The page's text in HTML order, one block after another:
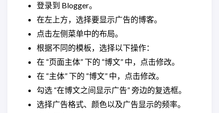
登录到 Blogger。
在左上方，选择要显示广告的博客。
点击左侧菜单中的布局。
根据不同的模板，选择以下操作：
在 “页面主体” 下的 “博文” 中，点击修改。
在 “主体” 下的 “博文” 中，点击修改。
勾选 “在博文之间显示广告” 旁边的复选框。
选择广告格式、颜色以及广告显示的频率。